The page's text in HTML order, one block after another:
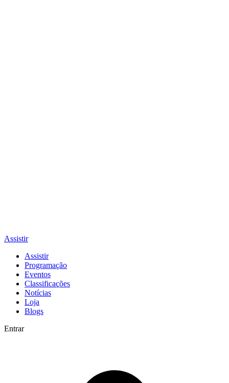
Assistir
Assistir
Programação
Eventos
Classificações
Notícias
Loja
Blogs
Entrar